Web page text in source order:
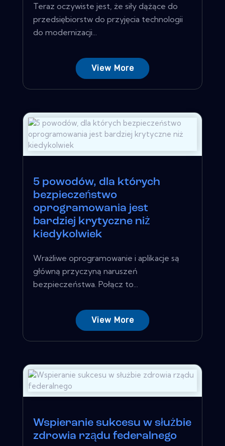
Teraz oczywiste jest, że siły dążące do
przedsiębiorstw do przyjęcia technologii
do modernizacji...
View More
5 powodów, dla których
bezpieczeństwo
oprogramowania jest
bardziej krytyczne niż
kiedykolwiek
Wrażliwe oprogramowanie i aplikacje są
główną przyczyną naruszeń
bezpieczeństwa. Połącz to...
View More
Wspieranie sukcesu w służbie
zdrowia rządu federalnego